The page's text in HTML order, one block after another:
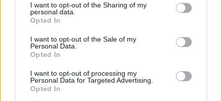
I want to opt-out of the Sharing of my
personal data.
Opted In
I want to opt-out of the Sale of my
Personal Data.
Opted In
I want to opt-out of processing my
Personal Data for Targeted Advertising.
Opted In